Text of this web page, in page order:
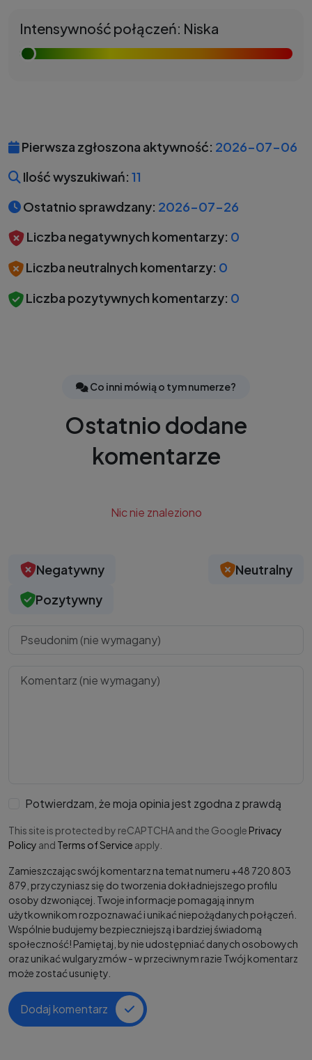
Intensywność połączeń: Niska
Pierwsza zgłoszona aktywność: 2026-07-06
Ilość wyszukiwań: 11
Ostatnio sprawdzany: 2026-07-26
Liczba negatywnych komentarzy: 0
Liczba neutralnych komentarzy: 0
Liczba pozytywnych komentarzy: 0
Co inni mówią o tym numerze?
Ostatnio dodane
komentarze
Nic nie znaleziono
Negatywny
Neutralny
Pozytywny
Potwierdzam, że moja opinia jest zgodna z prawdą
This site is protected by reCAPTCHA and the Google Privacy
Policy and Terms of Service apply.
Zamieszczając swój komentarz na temat numeru +48 720 803
879, przyczyniasz się do tworzenia dokładniejszego profilu
osoby dzwoniącej. Twoje informacje pomagają innym
użytkownikom rozpoznawać i unikać niepożądanych połączeń.
Wspólnie budujemy bezpieczniejszą i bardziej świadomą
społeczność! Pamiętaj, by nie udostępniać danych osobowych
oraz unikać wulgaryzmów - w przeciwnym razie Twój komentarz
może zostać usunięty.
Dodaj komentarz